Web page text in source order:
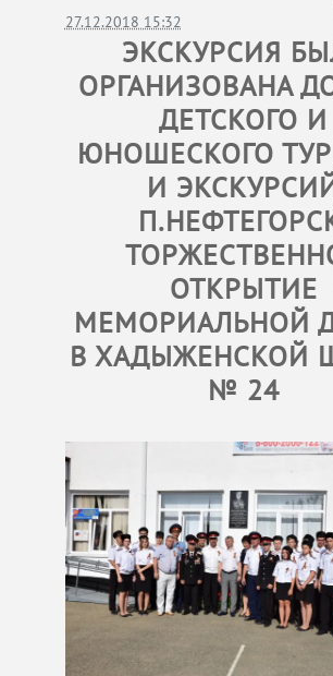
27.12.2018 15:32
ЭКСКУРСИЯ
ОРГАНИЗОВАНА
ДЕТСКОГО И
ЮНОШЕСКОГО
И
ОТКРЫТИЕ
МЕМОРИАЛЬНОЙ
В ХАДЫЖЕНСКОЙ
№ 24